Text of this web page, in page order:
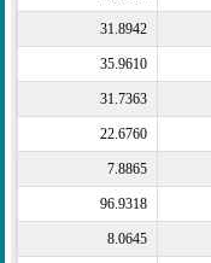
31.8942
35.9610
31.7363
22.6760
7.8865
96.9318
8.0645